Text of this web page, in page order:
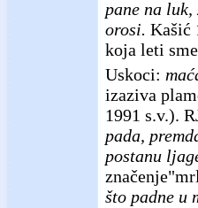
pane na
orosi. Kašić
koja leti
Uskoci:
izaziva
1991 s.v.).
pada,
postanu
što padne u